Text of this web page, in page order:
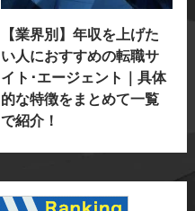
【業界別】年収を上げた
い人におすすめの転職サ
イト･エージェント｜具体
的な特徴をまとめて一覧
で紹介！